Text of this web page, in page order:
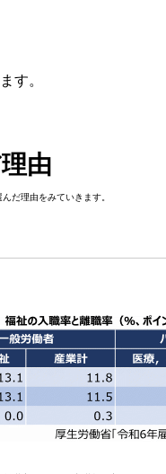
す。
由
だ理由をみていきます。